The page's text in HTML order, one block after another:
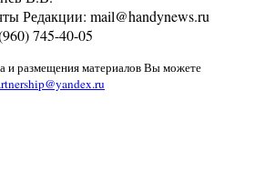
Редакции: mail@handynews.ru
745-40-05
и размещения материалов Вы можете